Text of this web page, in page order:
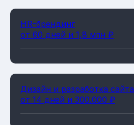
HR-брендинг
от 60 дней и 1,8 млн ₽
Дизайн и разработка сайта
от 14 дней и 300.000 ₽